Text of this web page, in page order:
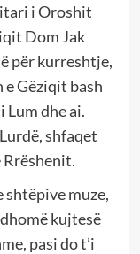
i Oroshit
Dom Jak
për kurreshtje,
e Gëziqit bash
Lum dhe ai.
shfaqet
Rrëshenit.
shtëpive muze,
kujtesë
pasi do t’i